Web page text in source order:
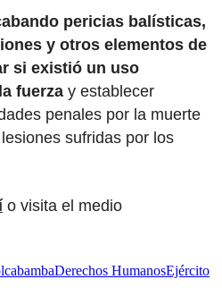
pericias balísticas,
y otros elementos de
si existió un uso
fuerza y establecer
penales por la muerte
sufridas por los
o visita el medio
Derechos HumanosEjército